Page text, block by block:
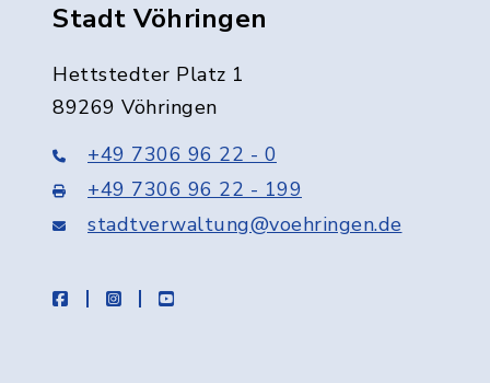
Stadt Vöhringen
Hettstedter Platz 1
89269 Vöhringen
+49 7306 96 22 - 0
+49 7306 96 22 - 199
stadtverwaltung@voehringen.de
facebookinstagramyoutube